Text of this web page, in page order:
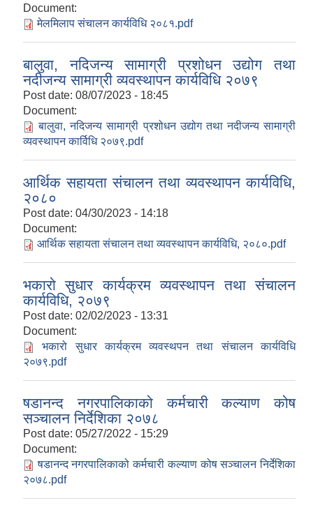
Document:
मेलमिलाप संचालन कार्यविधि २०८१.pdf
बालुवा, नदिजन्य सामाग्री प्रशोधन उद्योग तथा
नदीजन्य सामाग्री व्यवस्थापन कार्यविधि २०७९
Post date: 08/07/2023 - 18:45
Document:
बालुवा, नदिजन्य सामाग्री प्रशोधन उद्योग तथा नदीजन्य सामाग्री
व्यवस्थापन कार्विधि २०७९.pdf
आर्थिक सहायता संचालन तथा व्यवस्थापन कार्यविधि,
२०८०
Post date: 04/30/2023 - 14:18
Document:
आर्थिक सहायता संचालन तथा व्यवस्थापन कार्यविधि, २०८०.pdf
भकारो सुधार कार्यक्रम व्यवस्थापन तथा संचालन
कार्यविधि, २०७९
Post date: 02/02/2023 - 13:31
Document:
भकारो सुधार कार्यक्रम व्यवस्थपन तथा संचालन कार्यविधि
२०७९.pdf
षडानन्द नगरपालिकाको कर्मचारी कल्याण कोष
सञ्चालन निर्देशिका २०७८
Post date: 05/27/2022 - 15:29
Document:
षडानन्द नगरपालिकाको कर्मचारी कल्याण कोष सञ्चालन निर्देशिका
२०७८.pdf